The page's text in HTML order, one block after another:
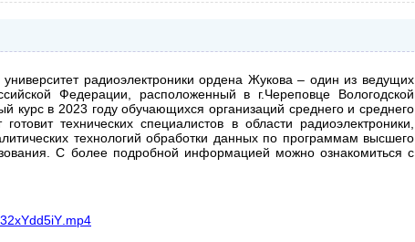
радиоэлектроники ордена Жукова – один из ведущих
Федерации, расположенный в г.Череповце Вологодской
курс в 2023 году обучающихся организаций среднего и среднего
технических специалистов в области радиоэлектроники,
технологий обработки данных по программам высшего
С более подробной информацией можно ознакомиться с
32xYdd5iY mp4